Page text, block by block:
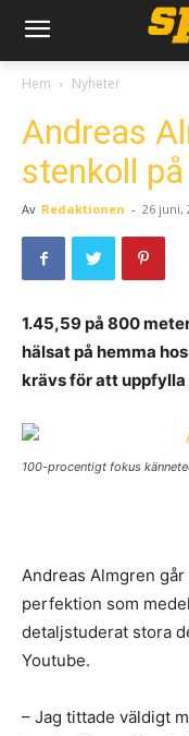
Hem Nyheter
Andreas
stenkoll
Av Redaktionen - 26 juni,
1.45,59 på 800
hälsat på hemma
krävs för att
100-procentigt fokus
Andreas Almgren
perfektion som
detaljstuderat stora
Youtube.
– Jag tittade väldigt